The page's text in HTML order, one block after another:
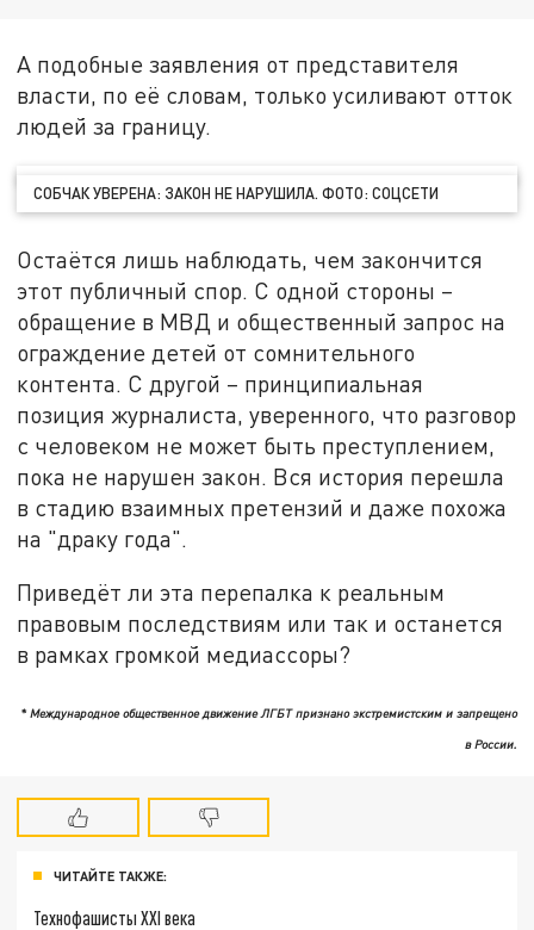
А подобные заявления от представителя
власти, по её словам, только усиливают отток
людей за границу.
СОБЧАК УВЕРЕНА: ЗАКОН НЕ НАРУШИЛА. ФОТО: СОЦСЕТИ
Остаётся лишь наблюдать, чем закончится
этот публичный спор. С одной стороны –
обращение в МВД и общественный запрос на
ограждение детей от сомнительного
контента. С другой – принципиальная
позиция журналиста, уверенного, что разговор
с человеком не может быть преступлением,
пока не нарушен закон. Вся история перешла
в стадию взаимных претензий и даже похожа
на "драку года".
Приведёт ли эта перепалка к реальным
правовым последствиям или так и останется
в рамках громкой медиассоры?
* Международное общественное движение ЛГБТ признано экстремистским и запрещено
в России.
ЧИТАЙТЕ ТАКЖЕ:
Технофашисты XXI века